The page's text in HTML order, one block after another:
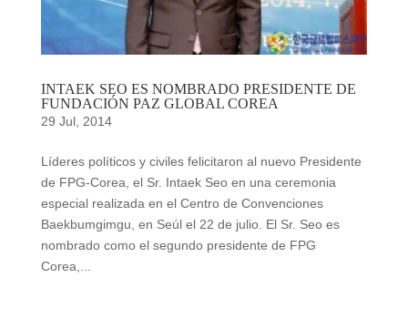
INTAEK SEO ES NOMBRADO PRESIDENTE DE
FUNDACIÓN PAZ GLOBAL COREA
29 Jul, 2014
Líderes políticos y civiles felicitaron al nuevo Presidente
de FPG-Corea, el Sr. Intaek Seo en una ceremonia
especial realizada en el Centro de Convenciones
Baekbumgimgu, en Seúl el 22 de julio. El Sr. Seo es
nombrado como el segundo presidente de FPG
Corea,...